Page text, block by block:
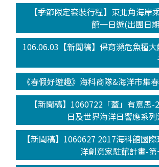
【季節限定套裝行程】東北角海岸
館一日遊(出團日
106.06.03【新聞稿】保育瀕危魚種
《春假好遊趣》海科商隊&海洋市集
【新聞稿】1060722「蓋」有意思
日及世界海洋日響應系
【新聞稿】1060627 2017海科館國
洋創意家駐館計畫-